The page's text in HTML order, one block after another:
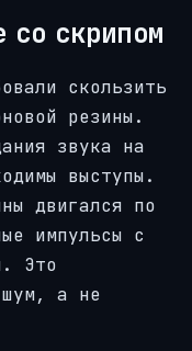
со скрипом
скользить
резины.
звука на
выступы.
двигался по
импульсы с
Это
шум, а не